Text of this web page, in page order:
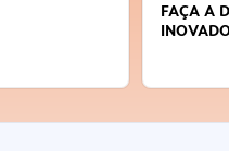
FAÇA A